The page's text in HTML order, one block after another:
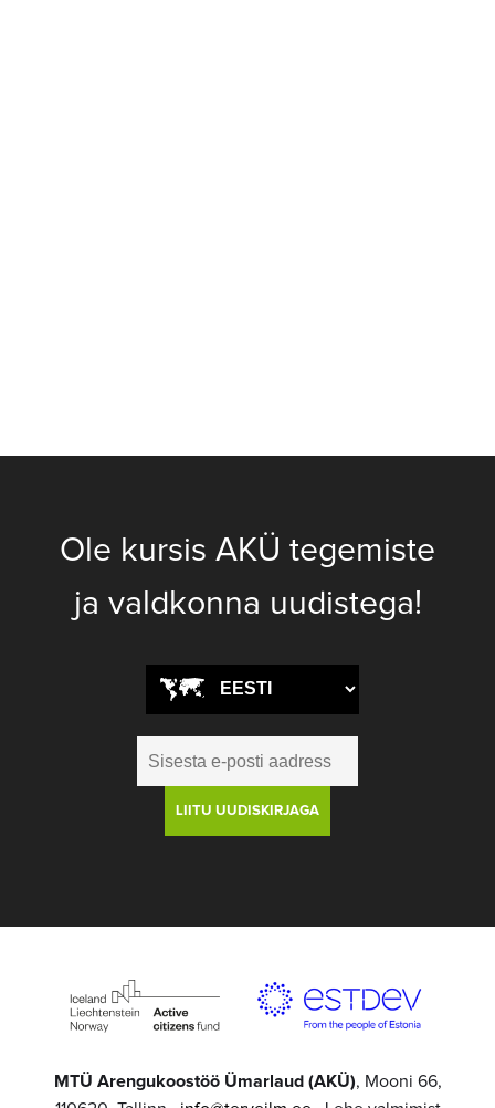
Ole kursis AKÜ tegemiste
ja valdkonna uudistega!
MTÜ Arengukoostöö Ümarlaud (AKÜ), Mooni 66,